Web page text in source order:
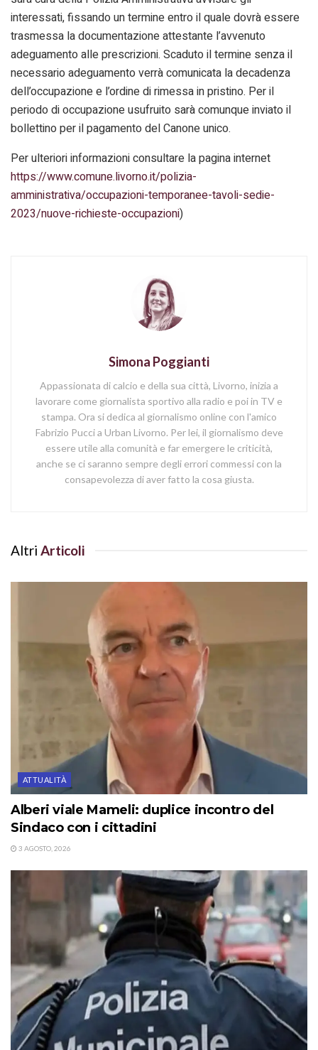
interessati, fissando un termine entro il quale dovrà essere
trasmessa la documentazione attestante l’avvenuto
adeguamento alle prescrizioni. Scaduto il termine senza il
necessario adeguamento verrà comunicata la decadenza
dell’occupazione e l’ordine di rimessa in pristino. Per il
periodo di occupazione usufruito sarà comunque inviato il
bollettino per il pagamento del Canone unico.
Per ulteriori informazioni consultare la pagina internet
https://www.comune.livorno.it/polizia-
amministrativa/occupazioni-temporanee-tavoli-sedie-
2023/nuove-richieste-occupazioni)
Simona Poggianti
Appassionata di calcio e della sua città, Livorno, inizia a
lavorare come giornalista sportivo alla radio e poi in TV e
stampa. Ora si dedica al giornalismo online con l'amico
Fabrizio Pucci a Urban Livorno. Per lei, il giornalismo deve
essere utile alla comunità e far emergere le criticità,
anche se ci saranno sempre degli errori commessi con la
consapevolezza di aver fatto la cosa giusta.
Altri Articoli
ATTUALITÀ
Alberi viale Mameli: duplice incontro del
Sindaco con i cittadini
3 AGOSTO, 2026